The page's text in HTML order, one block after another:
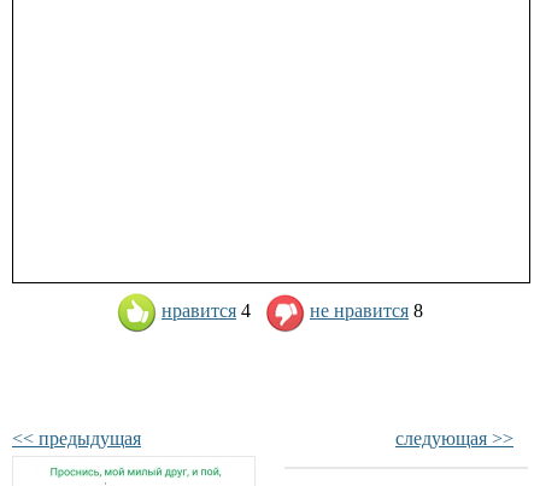
нравится 4 не нравится 8
<< предыдущая следующая >>